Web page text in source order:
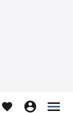
  

